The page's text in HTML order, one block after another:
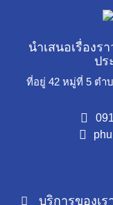
นำเสนอเรื่องร
ปร
ที่อยู่ 42 หมู่ที่ 5 ตำ
บริการของเร